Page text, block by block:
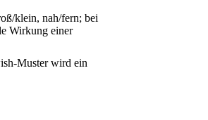
klein, nah/fern; bei
Wirkung einer
Muster wird ein